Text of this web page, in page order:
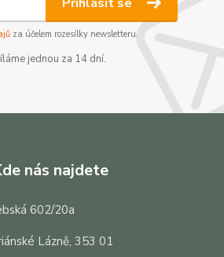
za účelem rozesílky newsletteru.
jednou za 14 dní.
nás najdete
602/20a
Lázně, 353 01